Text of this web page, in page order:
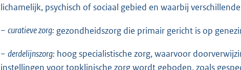
lichamelijk, psychisch of sociaal gebied en waarbij
− curatieve zorg: gezondheidszorg die primair gericht is op
− derdelijnszorg: hoog specialistische zorg, waarvoor
instellingen voor topklinische zorg wordt geboden, zoals